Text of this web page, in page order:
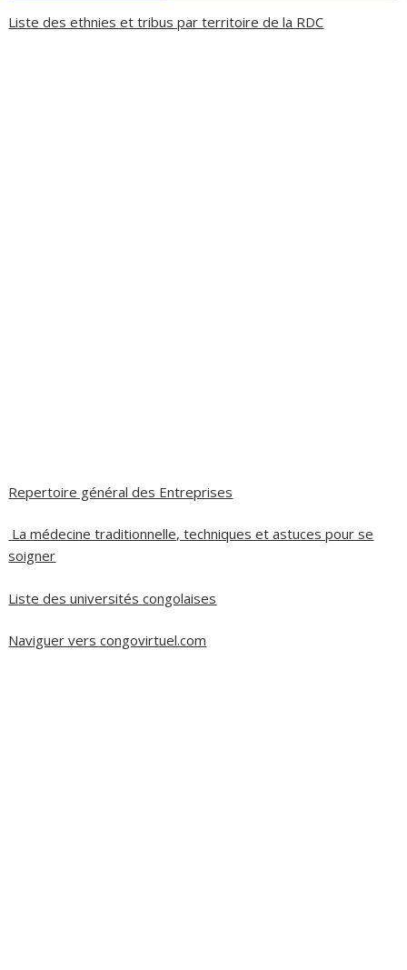
Liste des ethnies et tribus par territoire de la RDC
Repertoire général des Entreprises
La médecine traditionnelle, techniques et astuces pour se
soigner
Liste des universités congolaises
Naviguer vers congovirtuel.com